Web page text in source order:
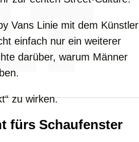
Vans Linie mit dem Künstler
einfach nur ein weiterer
darüber, warum Männer
zu wirken.
fürs Schaufenster